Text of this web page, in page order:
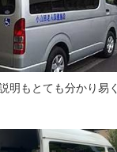
明もとても分かり易く